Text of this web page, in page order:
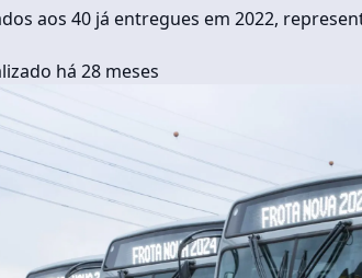
aos 40 já entregues em 2022,
há 28 meses